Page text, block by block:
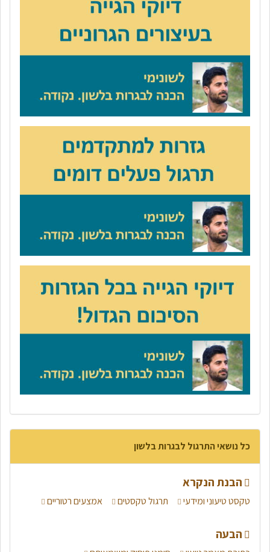
כל נושאי התרגול לבגרות בלשון
הבנת הנקרא
טקסט טיעוני ומידעי תרגול טקסטים אמצעים רטוריים
הבעה